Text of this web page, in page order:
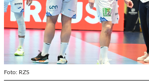
Foto: RZS